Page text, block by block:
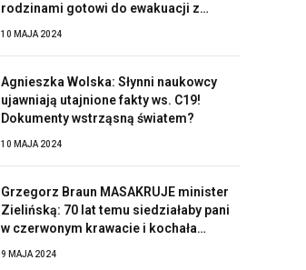
rodzinami gotowi do ewakuacji z
10 MAJA 2024
Agnieszka Wolska: Słynni naukowcy
ujawniają utajnione fakty ws. C19!
Dokumenty wstrząsną światem?
10 MAJA 2024
Grzegorz Braun MASAKRUJE minister
Zielińską: 70 lat temu siedziałaby pani
w czerwonym krawacie i kochała
9 MAJA 2024